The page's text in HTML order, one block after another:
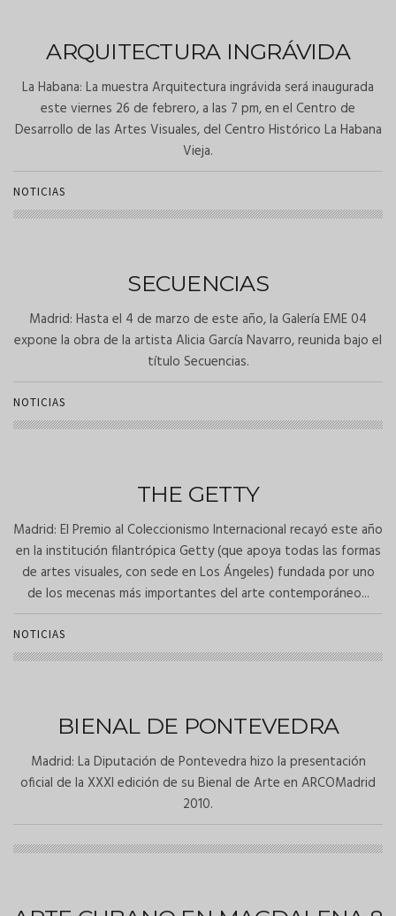
ARQUITECTURA INGRÁVIDA
La Habana: La muestra Arquitectura ingrávida será inaugurada
este viernes 26 de febrero, a las 7 pm, en el Centro de
Desarrollo de las Artes Visuales, del Centro Histórico La Habana
Vieja.
NOTICIAS
SECUENCIAS
Madrid: Hasta el 4 de marzo de este año, la Galería EME 04
expone la obra de la artista Alicia García Navarro, reunida bajo el
título Secuencias.
NOTICIAS
THE GETTY
Madrid: El Premio al Coleccionismo Internacional recayó este año
en la institución filantrópica Getty (que apoya todas las formas
de artes visuales, con sede en Los Ángeles) fundada por uno
de los mecenas más importantes del arte contemporáneo...
NOTICIAS
BIENAL DE PONTEVEDRA
Madrid: La Diputación de Pontevedra hizo la presentación
oficial de la XXXI edición de su Bienal de Arte en ARCOMadrid
2010.